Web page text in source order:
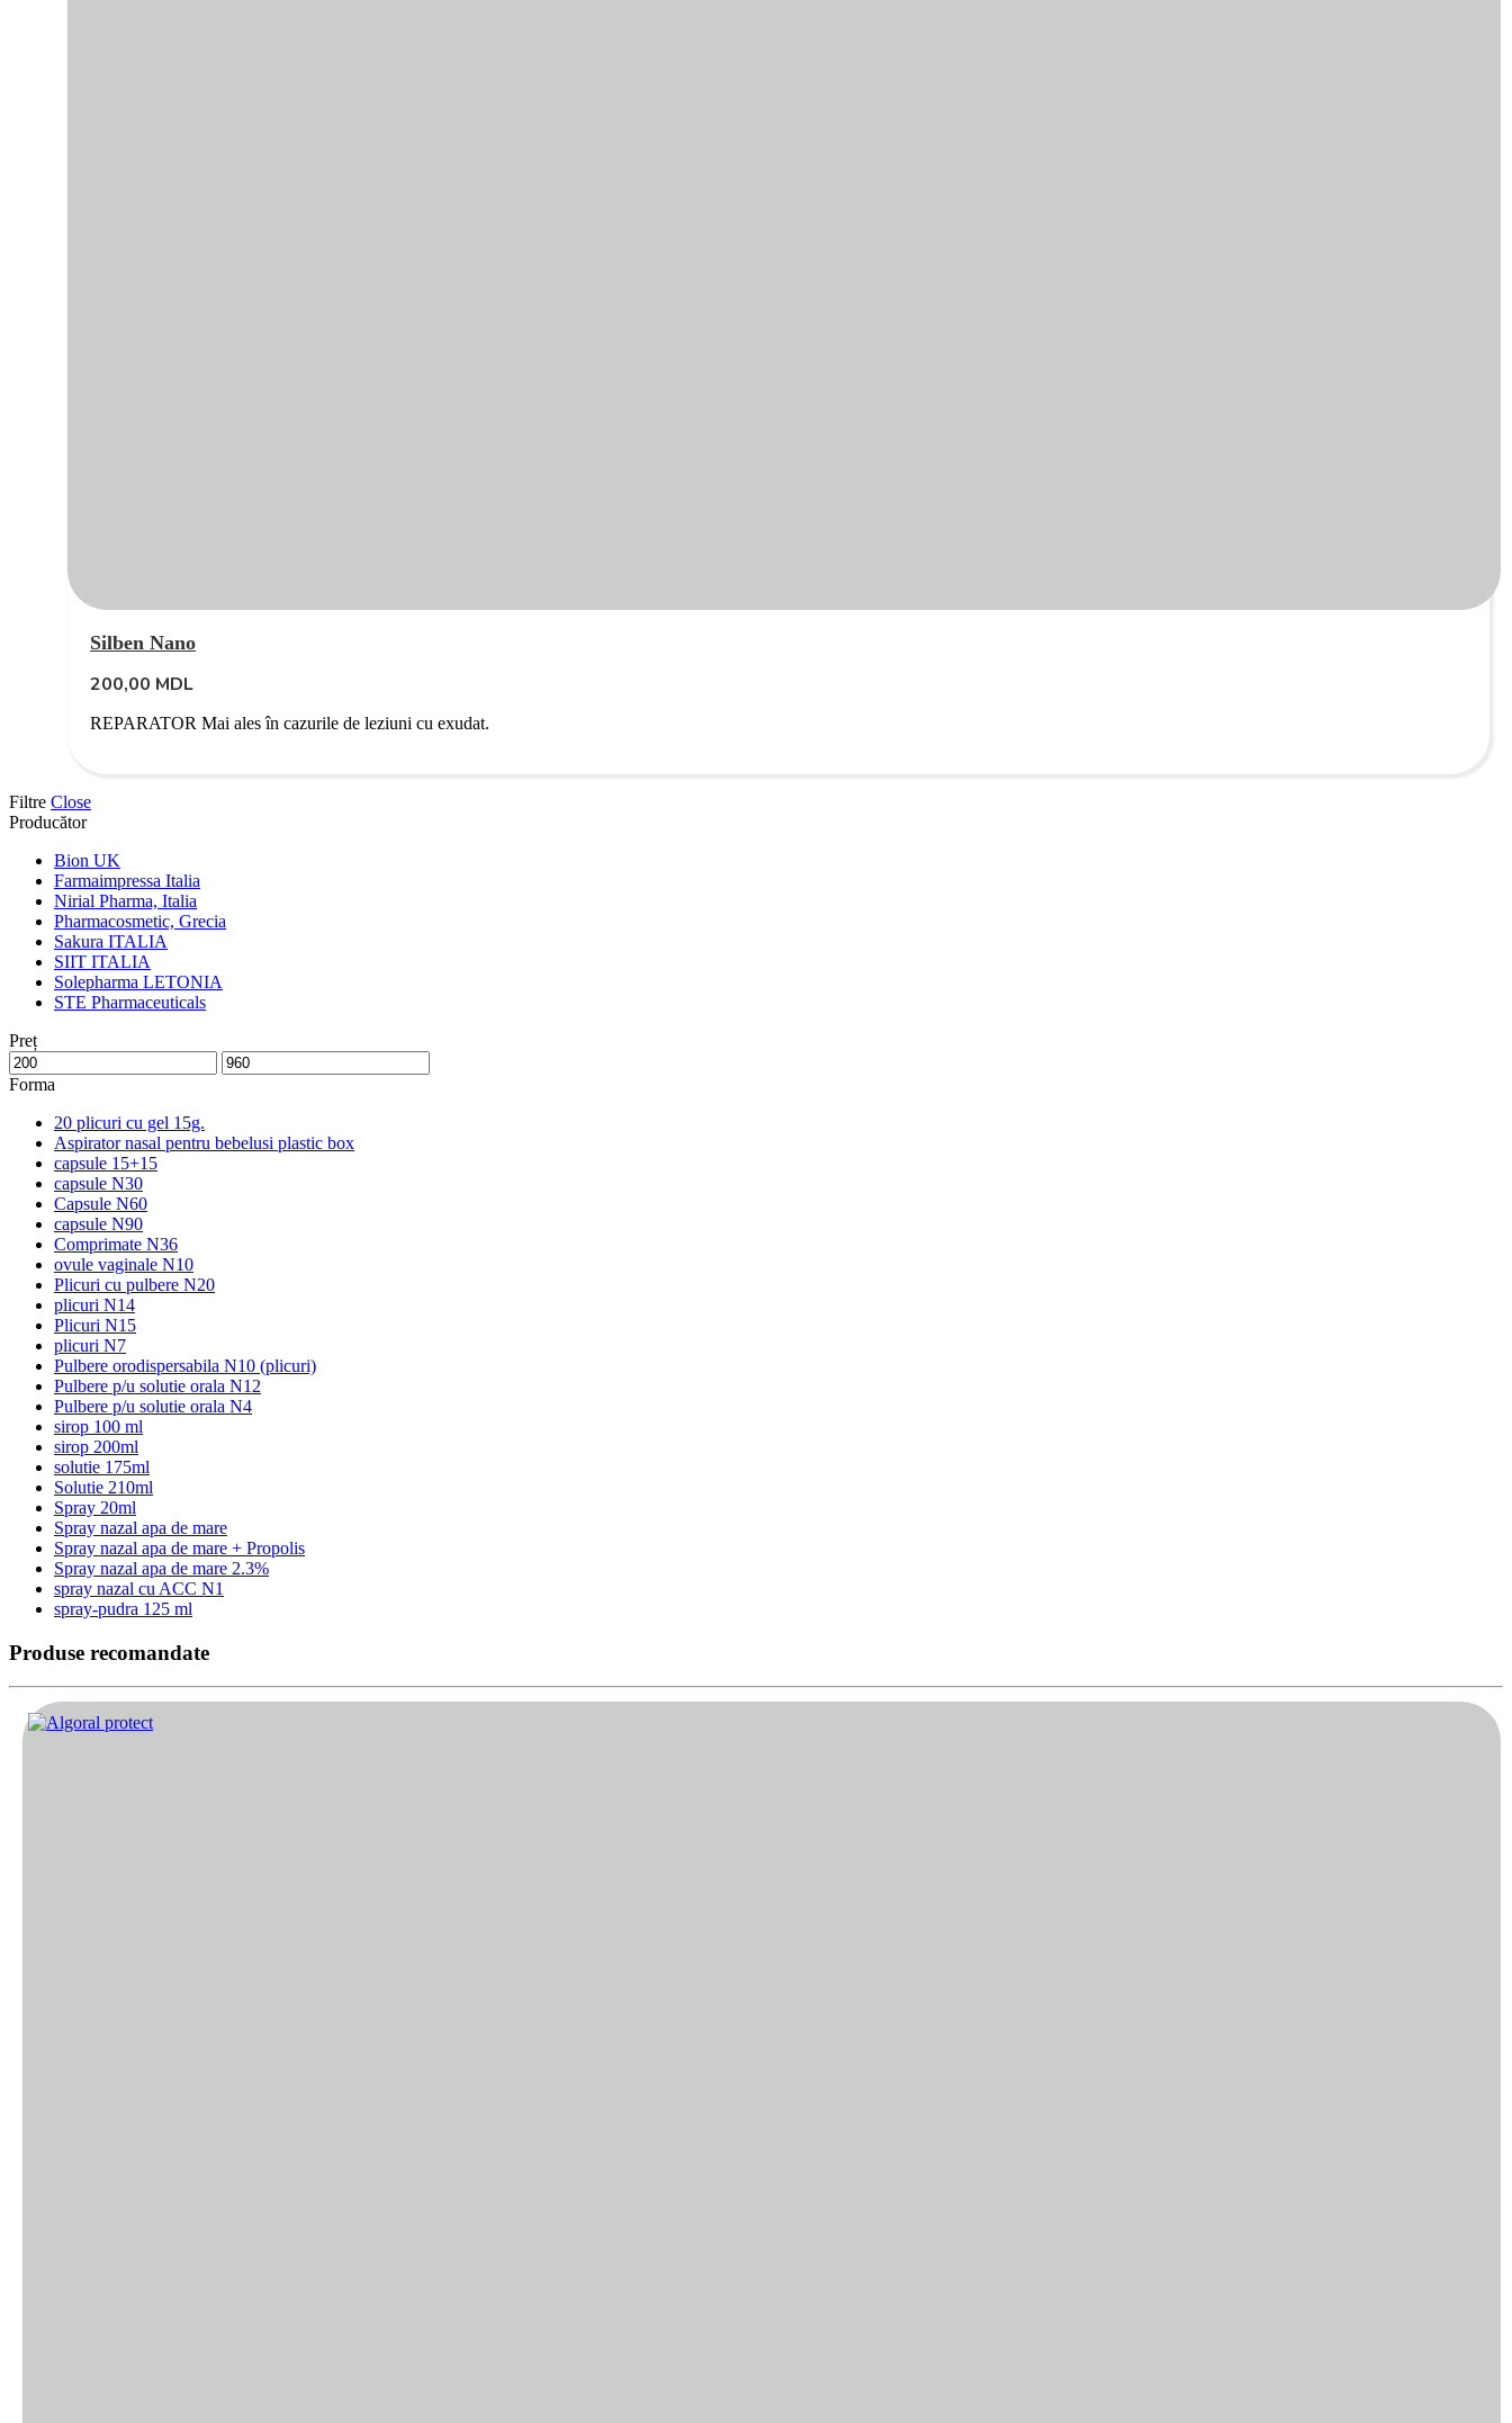
Silben Nano
200,00 MDL
REPARATOR Mai ales în cazurile de leziuni cu exudat.
Filtre Close
Producător
Bion UK
Farmaimpressa Italia
Nirial Pharma, Italia
Pharmacosmetic, Grecia
Sakura ITALIA
SIIT ITALIA
Solepharma LETONIA
STE Pharmaceuticals
Preț
Forma
20 plicuri cu gel 15g.
Aspirator nasal pentru bebelusi plastic box
capsule 15+15
capsule N30
Capsule N60
capsule N90
Comprimate N36
ovule vaginale N10
Plicuri cu pulbere N20
plicuri N14
Plicuri N15
plicuri N7
Pulbere orodispersabila N10 (plicuri)
Pulbere p/u solutie orala N12
Pulbere p/u solutie orala N4
sirop 100 ml
sirop 200ml
solutie 175ml
Solutie 210ml
Spray 20ml
Spray nazal apa de mare
Spray nazal apa de mare + Propolis
Spray nazal apa de mare 2.3%
spray nazal cu ACC N1
spray-pudra 125 ml
Produse recomandate